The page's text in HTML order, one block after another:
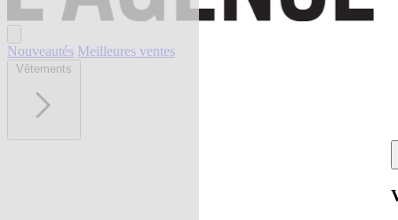
Nouveautés Meilleures ventes
Vêtements